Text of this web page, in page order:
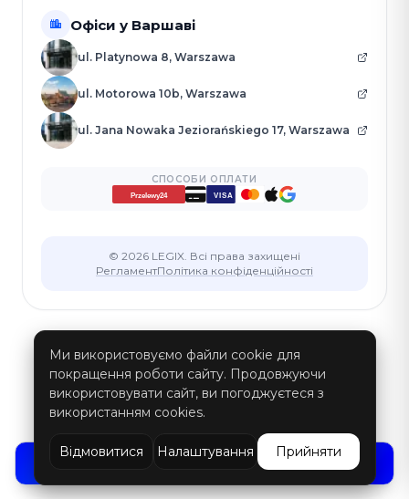
Офіси у Варшаві
ul. Platynowa 8, Warszawa
ul. Motorowa 10b, Warszawa
ul. Jana Nowaka Jeziorańskiego 17, Warszawa
СПОСОБИ ОПЛАТИ
Przelewy24 VISA
© 2026 LEGIX. Всі права захищені
РегламентПолітика конфіденційності
ЗВ'ЯЖІТЬСЯ З НАМИ
Ми використовуємо файли cookie для
покращення роботи сайту. Продовжуючи
використовувати сайт, ви погоджуєтеся з
використанням cookies.
Відмовитися Налаштування Прийняти